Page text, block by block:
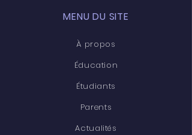
MENU DU SITE
À propos
Éducation
Étudiants
Parents
Actualités